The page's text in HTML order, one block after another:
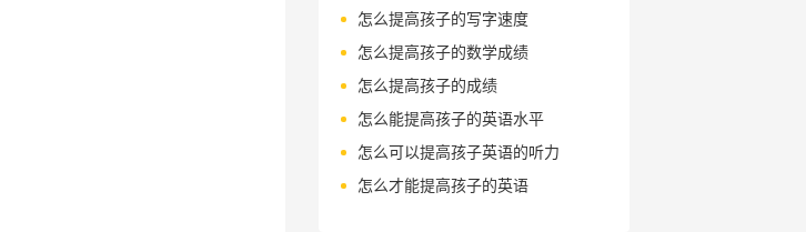
怎么提高孩子的写字速度
怎么提高孩子的数学成绩
怎么提高孩子的成绩
怎么能提高孩子的英语水平
怎么可以提高孩子英语的听力
怎么才能提高孩子的英语